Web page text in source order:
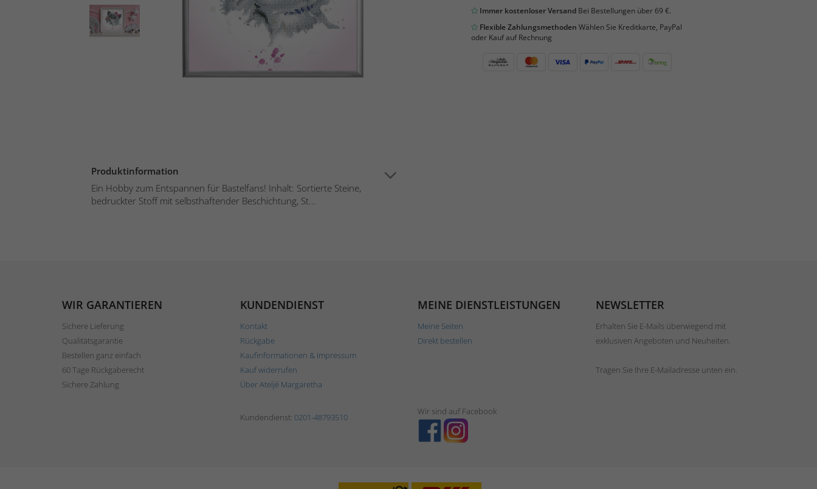
Produktinformation
Ein Hobby zum Entspannen für Bastelfans! Inhalt: Sortierte Steine,
bedruckter Stoff mit selbsthaftender Beschichtung, St...
Immer kostenloser VersandBei Bestellungen über 69 €.
Flexible Zahlungsmethoden Wählen Sie Kreditkarte, PayPal
oder Kauf auf Rechnung
WIR GARANTIEREN
Sichere Lieferung
Qualitätsgarantie
Bestellen ganz einfach
60 Tage Rückgaberecht
Sichere Zahlung
KUNDENDIENST
Kontakt
Rückgabe
Kaufinformationen & Impressum
Kauf widerrufen
Über Ateljé Margaretha
MEINE DIENSTLEISTUNGEN
Meine Seiten
Direkt bestellen
NEWSLETTER
Erhalten Sie E-Mails überwiegend mit
exklusiven Angeboten und Neuheiten.
Tragen Sie Ihre E-Mailadresse unten ein.
Kundendienst: 0201-48793510
Wir sind auf Facebook